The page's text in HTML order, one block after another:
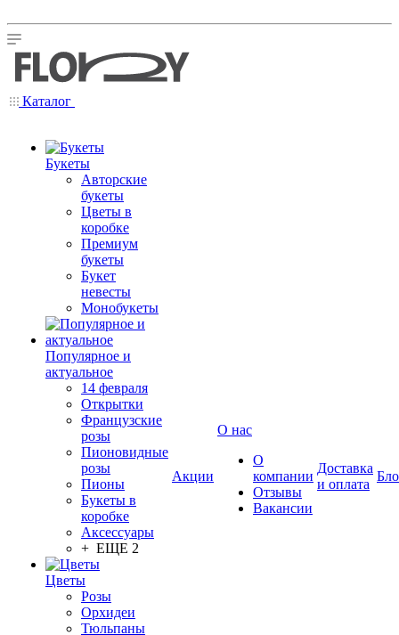
Каталог
Букеты
Авторские
букеты
Цветы в
коробке
Премиум
букеты
Букет
невесты
Монобукеты
Популярное и
актуальное
14 февраля
Открытки
Французские
розы
Пионовидные
розы
Пионы
Букеты в
коробке
Аксессуары
+ ЕЩЕ 2
Цветы
Розы
Орхидеи
Тюльпаны
Акции
О нас
О
компании
Отзывы
Вакансии
Доставка
и оплата